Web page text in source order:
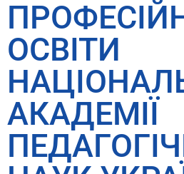
ОСВІТИ
АКАДЕМІЇ